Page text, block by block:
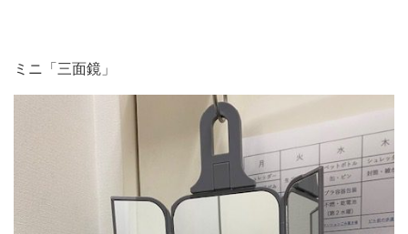
ミニ「三面鏡」